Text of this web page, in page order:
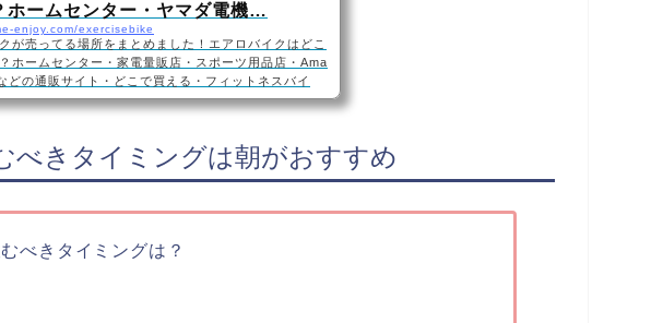
ホームセンター・ヤマダ電機…
enjoy.com/exercisebike
が売ってる場所をまとめました！エアロバイクはどこ
ホームセンター・家電量販店・スポーツ用品店・Ama
どの通販サイト・どこで買える・フィットネスバイ
う・お洒落エアロバイクは、ホームセンター・家電量
ィットネスバイク3選ALINCO(アルインコ) エアロマグ
フィットネスバイク AF6200 見やすい大型液晶メータ
べきタイミングは朝がおすすめ
べきタイミングは？